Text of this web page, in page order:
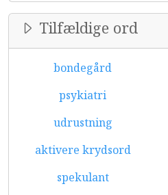
Tilfældige ord
bondegård
psykiatri
udrustning
aktivere krydsord
spekulant